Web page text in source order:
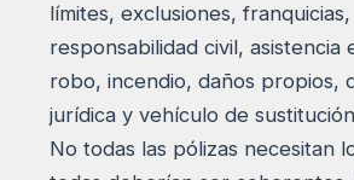
límites, exclusiones, franquicias,
responsabilidad civil, asistencia
robo, incendio, daños propios,
jurídica y vehículo de
No todas las pólizas necesitan